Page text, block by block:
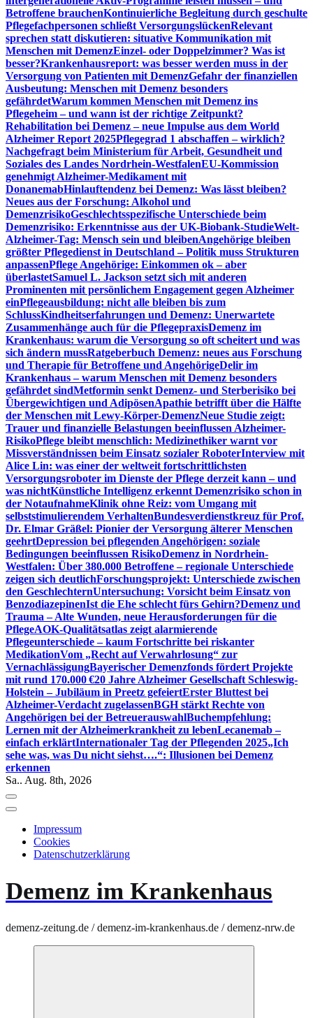
Betroffene brauchenKontinuierliche Begleitung durch geschulte
Pflegefachpersonen schließt VersorgungslückenRelevant
sprechen statt diskutieren: situative Kommunikation mit
Menschen mit DemenzEinzel- oder Doppelzimmer? Was ist
besser?Krankenhausreport: was besser werden muss in der
Versorgung von Patienten mit DemenzGefahr der finanziellen
Ausbeutung: Menschen mit Demenz besonders
gefährdetWarum kommen Menschen mit Demenz ins
Pflegeheim – und wann ist der richtige Zeitpunkt?
Rehabilitation bei Demenz – neue Impulse aus dem World
Alzheimer Report 2025Pflegegrad 1 abschaffen – wirklich?
Nachgefragt beim Ministerium für Arbeit, Gesundheit und
Soziales des Landes Nordrhein-WestfalenEU-Kommission
genehmigt Alzheimer-Medikament mit
DonanemabHinlauftendenz bei Demenz: Was lässt bleiben?
Neues aus der Forschung: Alkohol und
DemenzrisikoGeschlechtsspezifische Unterschiede beim
Demenzrisiko: Erkenntnisse aus der UK-Biobank-StudieWelt-
Alzheimer-Tag: Mensch sein und bleibenAngehörige bleiben
größter Pflegedienst in Deutschland – Politik muss Strukturen
anpassenPflege Angehörige: Einkommen ok – aber
überlastetSamuel L. Jackson setzt sich mit anderen
Prominenten mit persönlichem Engagement gegen Alzheimer
einPflegeausbildung: nicht alle bleiben bis zum
SchlussKindheitserfahrungen und Demenz: Unerwartete
Zusammenhänge auch für die PflegepraxisDemenz im
Krankenhaus: warum die Versorgung so oft scheitert und was
sich ändern mussRatgeberbuch Demenz: neues aus Forschung
und Therapie für Betroffene und AngehörigeDelir im
Krankenhaus – warum Menschen mit Demenz besonders
gefährdet sindMetformin senkt Demenz- und Sterberisiko bei
Übergewichtigen und AdipösenApathie betrifft über die Hälfte
der Menschen mit Lewy-Körper-DemenzNeue Studie zeigt:
Trauer und finanzielle Belastungen beeinflussen Alzheimer-
RisikoPflege bleibt menschlich: Medizinethiker warnt vor
Missverständnissen beim Einsatz sozialer RoboterInterview mit
Alice Lin: was einer der weltweit fortschrittlichsten
Versorgungsroboter im Dienste der Pflege derzeit kann – und
was nichtKünstliche Intelligenz erkennt Demenzrisiko schon in
der NotaufnahmeKlinik ohne Reiz: vom Umgang mit
selbststimulierendem VerhaltenBundesverdienstkreuz für Prof.
Dr. Elmar Gräßel: Pionier der Versorgung älterer Menschen
geehrtDepression bei pflegenden Angehörigen: soziale
Bedingungen beeinflussen RisikoDemenz in Nordrhein-
Westfalen: Über 380.000 Betroffene – regionale Unterschiede
zeigen sich deutlichForschungsprojekt: Unterschiede zwischen
den GeschlechternUntersuchung: Vorsicht beim Einsatz von
BenzodiazepinenIst die Ehe schlecht fürs Gehirn?Demenz und
Trauma – Alte Wunden, neue Herausforderungen für die
PflegeAOK-Qualitätsatlas zeigt alarmierende
Pflegeunterschiede – kaum Fortschritte bei riskanter
MedikationVom „Recht auf Verwahrlosung“ zur
VernachlässigungBayerischer Demenzfonds fördert Projekte
mit rund 170.000 €20 Jahre Alzheimer Gesellschaft Schleswig-
Holstein – Jubiläum in Preetz gefeiertErster Bluttest bei
Alzheimer-Verdacht zugelassenBGH stärkt Rechte von
Angehörigen bei der BetreuerauswahlBuchempfehlung:
Lernen mit der Alzheimerkrankheit zu lebenLecanemab –
einfach erklärtInternationaler Tag der Pflegenden 2025„Ich
sehe was, was Du nicht siehst….“: Illusionen bei Demenz
erkennen
Sa.. Aug. 8th, 2026
Impressum
Cookies
Datenschutzerklärung
Demenz im Krankenhaus
demenz-zeitung.de / demenz-im-krankenhaus.de / demenz-nrw.de